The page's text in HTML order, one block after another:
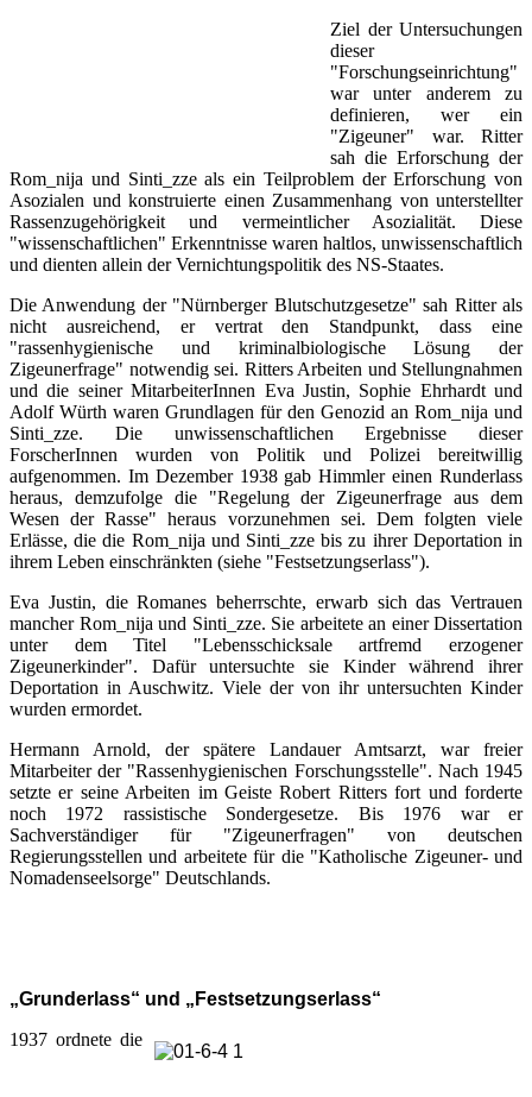
Ziel der Untersuchungen
dieser
"Forschungseinrichtung"
war unter anderem zu
definieren, wer ein
"Zigeuner" war. Ritter
sah die Erforschung der
Rom_nija und Sinti_zze als ein Teilproblem der Erforschung von
Asozialen und konstruierte einen Zusammenhang von unterstellter
Rassenzugehörigkeit und vermeintlicher Asozialität. Diese
"wissenschaftlichen" Erkenntnisse waren haltlos, unwissenschaftlich
und dienten allein der Vernichtungspolitik des NS-Staates.
Die Anwendung der "Nürnberger Blutschutzgesetze" sah Ritter als
nicht ausreichend, er vertrat den Standpunkt, dass eine
"rassenhygienische und kriminalbiologische Lösung der
Zigeunerfrage" notwendig sei. Ritters Arbeiten und Stellungnahmen
und die seiner MitarbeiterInnen Eva Justin, Sophie Ehrhardt und
Adolf Würth waren Grundlagen für den Genozid an Rom_nija und
Sinti_zze. Die unwissenschaftlichen Ergebnisse dieser
ForscherInnen wurden von Politik und Polizei bereitwillig
aufgenommen. Im Dezember 1938 gab Himmler einen Runderlass
heraus, demzufolge die "Regelung der Zigeunerfrage aus dem
Wesen der Rasse" heraus vorzunehmen sei. Dem folgten viele
Erlässe, die die Rom_nija und Sinti_zze bis zu ihrer Deportation in
ihrem Leben einschränkten (siehe "Festsetzungserlass").
Eva Justin, die Romanes beherrschte, erwarb sich das Vertrauen
mancher Rom_nija und Sinti_zze. Sie arbeitete an einer Dissertation
unter dem Titel "Lebensschicksale artfremd erzogener
Zigeunerkinder". Dafür untersuchte sie Kinder während ihrer
Deportation in Auschwitz. Viele der von ihr untersuchten Kinder
wurden ermordet.
Hermann Arnold, der spätere Landauer Amtsarzt, war freier
Mitarbeiter der "Rassenhygienischen Forschungsstelle". Nach 1945
setzte er seine Arbeiten im Geiste Robert Ritters fort und forderte
noch 1972 rassistische Sondergesetze. Bis 1976 war er
Sachverständiger für "Zigeunerfragen" von deutschen
Regierungsstellen und arbeitete für die "Katholische Zigeuner- und
Nomadenseelsorge" Deutschlands.
„Grunderlass“ und „Festsetzungserlass“
1937 ordnete die